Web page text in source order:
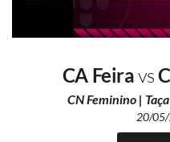
CA Feiravs
CN Feminino |
20/